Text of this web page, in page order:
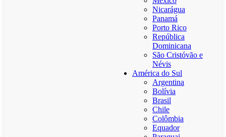
Nicarágua
Panamá
Porto Rico
República
Dominicana
São Cristóvão e
Névis
América do Sul
Argentina
Bolívia
Brasil
Chile
Colômbia
Equador